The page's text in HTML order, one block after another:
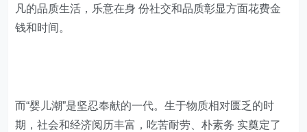
凡的品质生活，乐意在身 份社交和品质彰显方面花费金
钱和时间。
而“婴儿潮”是坚忍奉献的一代。生于物质相对匮乏的时
期，社会和经济阅历丰富，吃苦耐劳、朴素务 实奠定了